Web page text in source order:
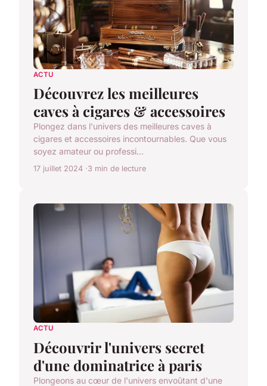
ACTU
Découvrez les meilleures
caves à cigares & accessoires
Plongez dans l'univers des meilleures caves à
cigares et accessoires incontournables. Que vous
soyez amateur ou professi...
17 juillet 2024 3 min de lecture
ACTU
Découvrir l'univers secret
d'une dominatrice à paris
Plongeons au cœur de l'univers envoûtant d'une